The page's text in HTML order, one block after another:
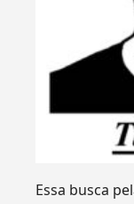
Essa busca